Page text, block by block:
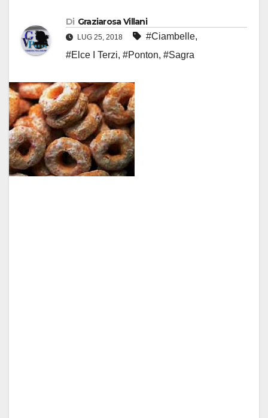
Di Graziarosa Villani
LUG 25, 2018 #Ciambelle,
#Elce I Terzi, #Ponton, #Sagra